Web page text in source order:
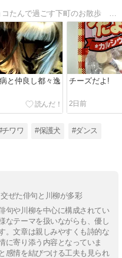
と仲良し都々逸 チーズだよ!
2日前
チワワ #保護犬 #ダンス
ぜた俳句と川柳が多彩
句や川柳を中心に構成されてい
なテーマを扱いながらも、優し
。文章は親しみやすくも詩的な
に寄り添う内容となっていま
感情を結びつける工夫も見られ